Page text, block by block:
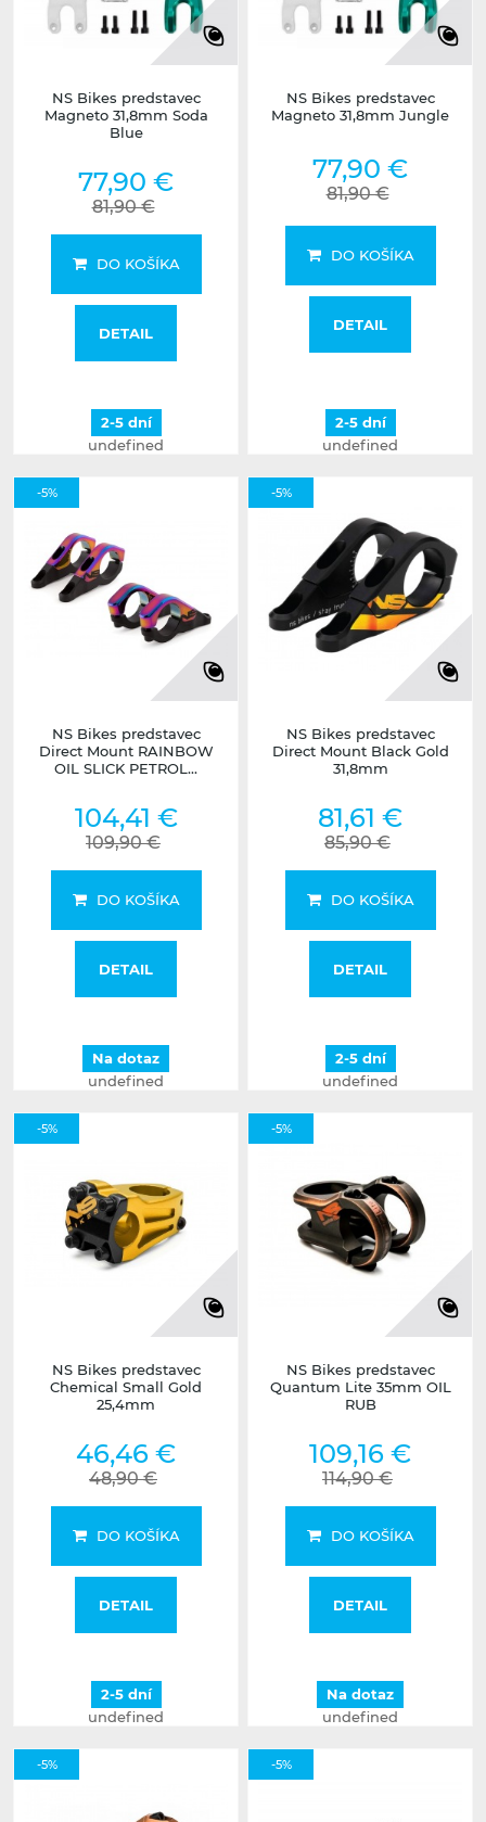
NS Bikes predstavec
Magneto 31,8mm Soda
Blue
77,90 €
81,90 €
DO KOŠÍKA
DETAIL
2-5 dní
undefined
NS Bikes predstavec
Magneto 31,8mm Jungle
77,90 €
81,90 €
DO KOŠÍKA
DETAIL
2-5 dní
undefined
-5%
NS Bikes predstavec
Direct Mount RAINBOW
OIL SLICK PETROL...
104,41 €
109,90 €
DO KOŠÍKA
DETAIL
Na dotaz
undefined
-5%
NS Bikes predstavec
Direct Mount Black Gold
31,8mm
81,61 €
85,90 €
DO KOŠÍKA
DETAIL
2-5 dní
undefined
-5%
NS Bikes predstavec
Chemical Small Gold
25,4mm
46,46 €
48,90 €
DO KOŠÍKA
DETAIL
2-5 dní
undefined
-5%
NS Bikes predstavec
Quantum Lite 35mm OIL
RUB
109,16 €
114,90 €
DO KOŠÍKA
DETAIL
Na dotaz
undefined
-5% -5%